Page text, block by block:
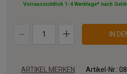
Vorraussichtlich 1-4 Werktage* nach
IN
ARTIKEL MERKEN Artikel-Nr.: